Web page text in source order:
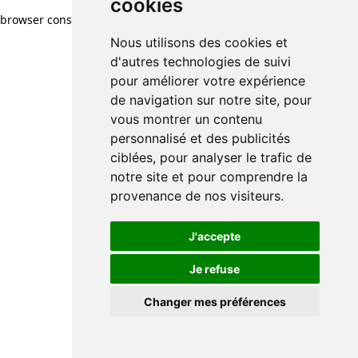
cookies
Nous utilisons des cookies et
d'autres technologies de suivi
pour améliorer votre expérience
de navigation sur notre site, pour
vous montrer un contenu
personnalisé et des publicités
ciblées, pour analyser le trafic de
notre site et pour comprendre la
provenance de nos visiteurs.
J'accepte
Je refuse
Changer mes préférences
browser console for more information)